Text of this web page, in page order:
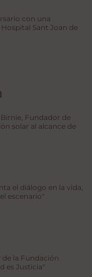
con una
Sant Joan de
Fundador de
solar al alcance de
el diálogo en la vida,
escenario"
la Fundación
es Justicia"